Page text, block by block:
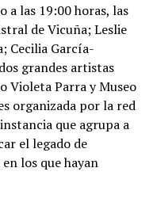
a las 19:00 horas, las
de Vicuña; Leslie
Cecilia García-
grandes artistas
Violeta Parra y Museo
organizada por la red
que agrupa a
el legado de
los que hayan